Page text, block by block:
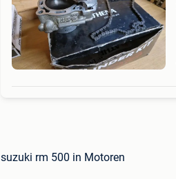
suzuki rm 500 in Motoren